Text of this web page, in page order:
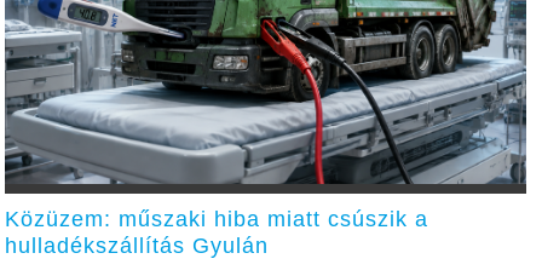
Közüzem: műszaki hiba miatt csúszik a
hulladékszállítás Gyulán